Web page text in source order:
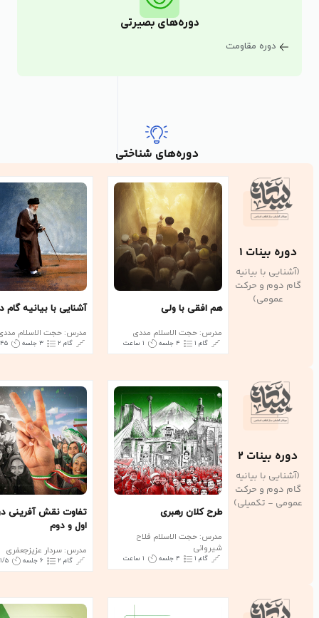
دوره‌های بصیرتی
دوره مقاومت
دوره‌های شناختی
دوره بینات ۱
(آشنایی با بیانیه
گام دوم و حرکت
عمومی)
هم افقی با ولی
مدرس: حجت الاسلام مددی
گام ۱ ۴ جلسه ۱ ساعت
آشنایی با بیانیه گام
مدرس: حجت الاسلام مددی
گام ۲ ۳ جلسه ۴۵ دقیقه
دوره بینات 2
(آشنایی با بیانیه
گام دوم و حرکت
عمومی - تکمیلی)
طرح کلان رهبری
مدرس: حجت الاسلام فلاح
شیروانی
گام ۱ ۴ جلسه ۱ ساعت
تفاوت نقش آفرینی در
اول و دوم
مدرس: سردار عزیزجعفری
گام ۲ ۶ جلسه ۱/۵ ساعت